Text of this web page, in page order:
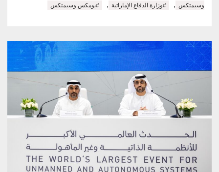
وسيمتكس , #وزارة الدفاع الإماراتية , #يومكس وسيمتكس